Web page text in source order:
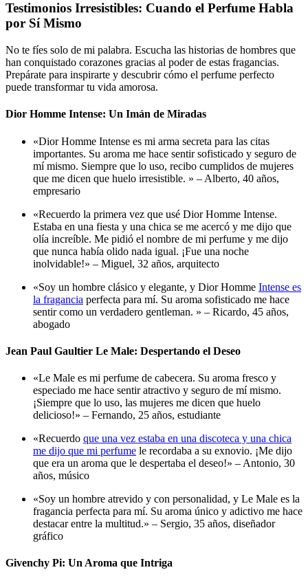
Testimonios Irresistibles: Cuando el Perfume Habla
por Sí Mismo
No te fíes solo de mi palabra. Escucha las historias de hombres que
han conquistado corazones gracias al poder de estas fragancias.
Prepárate para inspirarte y descubrir cómo el perfume perfecto
puede transformar tu vida amorosa.
Dior Homme Intense: Un Imán de Miradas
«Dior Homme Intense es mi arma secreta para las citas
importantes. Su aroma me hace sentir sofisticado y seguro de
mí mismo. Siempre que lo uso, recibo cumplidos de mujeres
que me dicen que huelo irresistible. » – Alberto, 40 años,
empresario
«Recuerdo la primera vez que usé Dior Homme Intense.
Estaba en una fiesta y una chica se me acercó y me dijo que
olía increíble. Me pidió el nombre de mi perfume y me dijo
que nunca había olido nada igual. ¡Fue una noche
inolvidable!» – Miguel, 32 años, arquitecto
«Soy un hombre clásico y elegante, y Dior Homme Intense es
la fragancia perfecta para mí. Su aroma sofisticado me hace
sentir como un verdadero gentleman. » – Ricardo, 45 años,
abogado
Jean Paul Gaultier Le Male: Despertando el Deseo
«Le Male es mi perfume de cabecera. Su aroma fresco y
especiado me hace sentir atractivo y seguro de mí mismo.
¡Siempre que lo uso, las mujeres me dicen que huelo
delicioso!» – Fernando, 25 años, estudiante
«Recuerdo que una vez estaba en una discoteca y una chica
me dijo que mi perfume le recordaba a su exnovio. ¡Me dijo
que era un aroma que le despertaba el deseo!» – Antonio, 30
años, músico
«Soy un hombre atrevido y con personalidad, y Le Male es la
fragancia perfecta para mí. Su aroma único y adictivo me hace
destacar entre la multitud.» – Sergio, 35 años, diseñador
gráfico
Givenchy Pi: Un Aroma que Intriga